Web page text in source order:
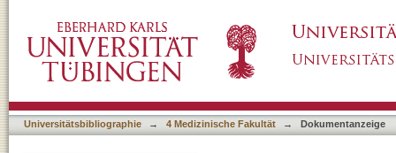
Universitätsbibliographie → 4 Medizinische Fakultät → Dokumentanzeige